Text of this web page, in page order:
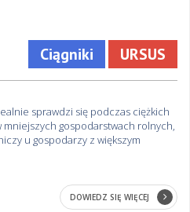
Ciągniki URSUS
sprawdzi się podczas ciężkich
mniejszych gospodarstwach rolnych,
u gospodarzy z większym
DOWIEDZ SIĘ WIĘCEJ